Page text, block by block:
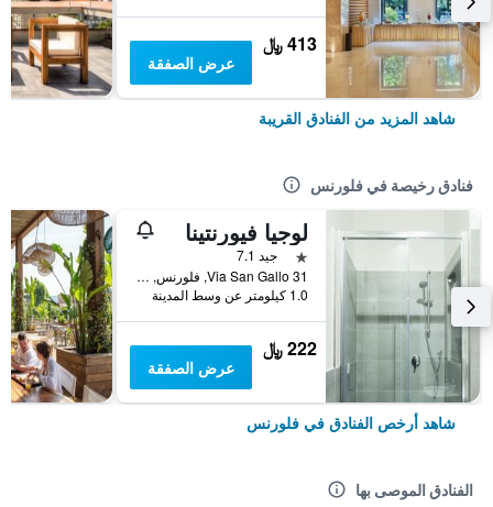
413 ﷼
عرض الصفقة
شاهد المزيد من الفنادق القريبة
فنادق رخيصة في فلورنس
لوجيا فيورنتينا
نجمة واحدة
جيد 7.1
Via San Gallo 31, فلورنس, توسكانا, إيطاليا
1.0 كيلومتر عن وسط المدينة
222 ﷼
عرض الصفقة
شاهد أرخص الفنادق في فلورنس
الفنادق الموصى بها